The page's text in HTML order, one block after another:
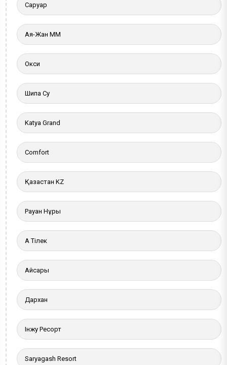
Саруар
Ая-Жан ММ
Окси
Шипа Су
Katya Grand
Comfort
Қазақстан KZ
Рауан Нұры
Ақ Тілек
Айсары
Дархан
Інжу Ресорт
Saryagash Resort